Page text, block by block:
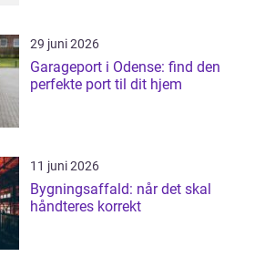
29 juni 2026
Garageport i Odense: find den
perfekte port til dit hjem
11 juni 2026
Bygningsaffald: når det skal
håndteres korrekt